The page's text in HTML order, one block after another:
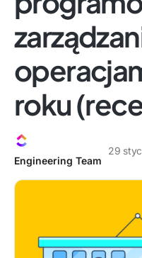
roku
Engineering Team
29